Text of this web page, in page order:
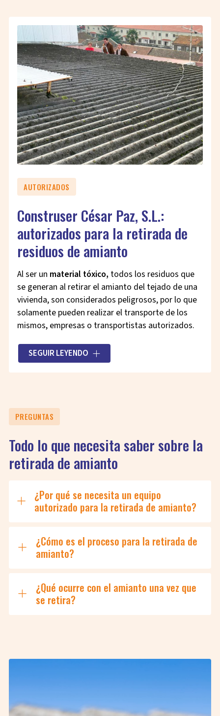
AUTORIZADOS
Construser César Paz, S.L.:
autorizados para la retirada de
residuos de amianto
Al ser un material tóxico, todos los residuos que
se generan al retirar el amianto del tejado de una
vivienda, son considerados peligrosos, por lo que
solamente pueden realizar el transporte de los
mismos, empresas o transportistas autorizados.
En Construser César Paz, S.L. ofrecemos un
servicio integral al cliente que abarca desde el
tratamiento.
SEGUIR LEYENDO
PREGUNTAS
Todo lo que necesita saber sobre la
retirada de amianto
¿Por qué se necesita un equipo
autorizado para la retirada de amianto?
¿Cómo es el proceso para la retirada de
amianto?
¿Qué ocurre con el amianto una vez que
se retira?